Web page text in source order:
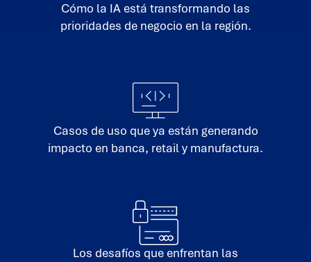
Cómo la IA está transformando las
prioridades de negocio en la región.
Casos de uso que ya están generando
impacto en banca, retail y manufactura.
Los desafíos que enfrentan las